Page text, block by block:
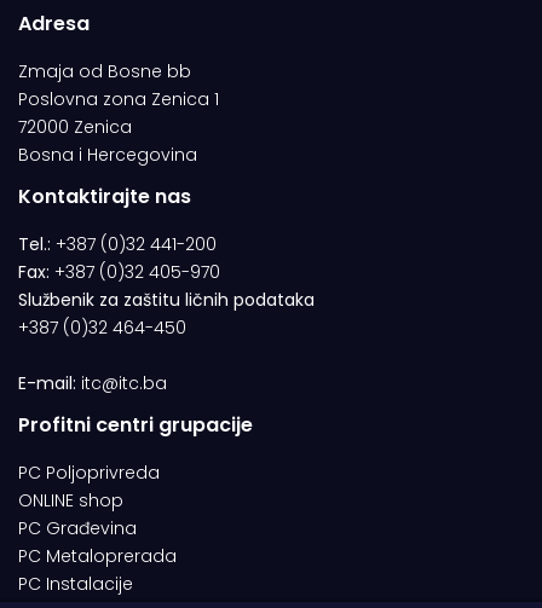
Adresa
Zmaja od Bosne bb
Poslovna zona Zenica 1
72000 Zenica
Bosna i Hercegovina
Kontaktirajte nas
Tel.: +387 (0)32 441-200
Fax: +387 (0)32 405-970
Službenik za zaštitu ličnih podataka
+387 (0)32 464-450
E-mail: itc@itc.ba
Profitni centri grupacije
PC Poljoprivreda
ONLINE shop
PC Građevina
PC Metaloprerada
PC Instalacije